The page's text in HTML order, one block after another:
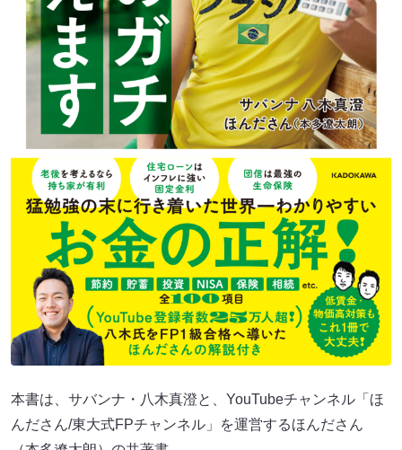
本書は、サバンナ・八木真澄と、YouTubeチャンネル「ほ
んださん/東大式FPチャンネル」を運営するほんださん